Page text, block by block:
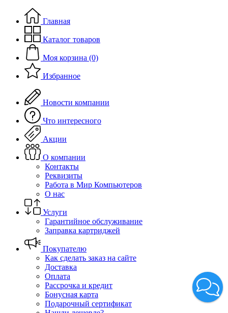
Главная
Каталог товаров
Моя корзина (0)
Избранное
Новости компании
Что интересного
Акции
О компании
Контакты
Реквизиты
Работа в Мир Компьютеров
О нас
Услуги
Гарантийное обслуживание
Заправка картриджей
Покупателю
Как сделать заказ на сайте
Доставка
Оплата
Рассрочка и кредит
Бонусная карта
Подарочный сертификат